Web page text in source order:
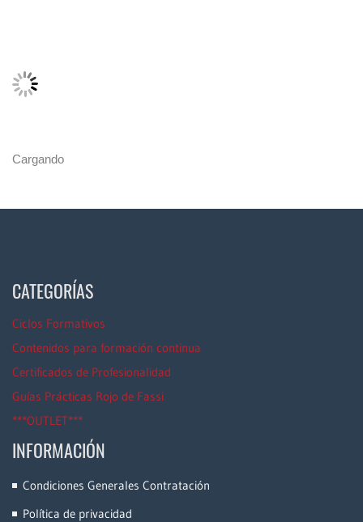
Cargando
CATEGORÍAS
Ciclos Formativos
Contenidos para formación continua
Certificados de Profesionalidad
Guías Prácticas Rojo de Fassi
***OUTLET***
INFORMACIÓN
Condiciones Generales Contratación
Política de privacidad